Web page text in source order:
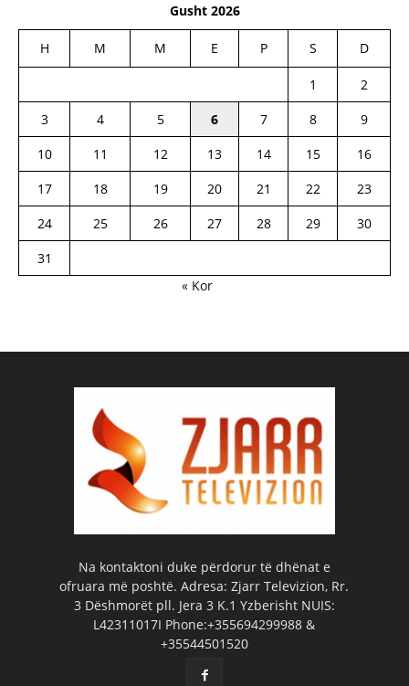
Gusht 2026
H M M E P S D
1
2
3
4 5 6 7 8
9
10
11 12 13 14 15
16
17
18 19 20 21 22
23
24
25 26 27 28 29
30
31
« Kor
Na kontaktoni duke përdorur të dhënat e
ofruara më poshtë. Adresa: Zjarr Televizion, Rr.
3 Dëshmorët pll. Jera 3 K.1 Yzberisht NUIS:
L42311017I Phone:+355694299988 &
+35544501520